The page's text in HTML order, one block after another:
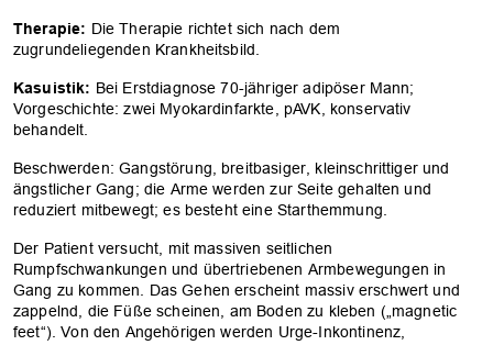
Therapie: Die Therapie richtet sich nach dem
zugrundeliegenden Krankheitsbild.
Kasuistik: Bei Erstdiagnose 70-jähriger adipöser Mann;
Vorgeschichte: zwei Myokardinfarkte, pAVK, konservativ
behandelt.
Beschwerden: Gangstörung, breitbasiger, kleinschrittiger und
ängstlicher Gang; die Arme werden zur Seite gehalten und
reduziert mitbewegt; es besteht eine Starthemmung.
Der Patient versucht, mit massiven seitlichen
Rumpfschwankungen und übertriebenen Armbewegungen in
Gang zu kommen. Das Gehen erscheint massiv erschwert und
zappelnd, die Füße scheinen, am Boden zu kleben („magnetic
feet“). Von den Angehörigen werden Urge-Inkontinenz,